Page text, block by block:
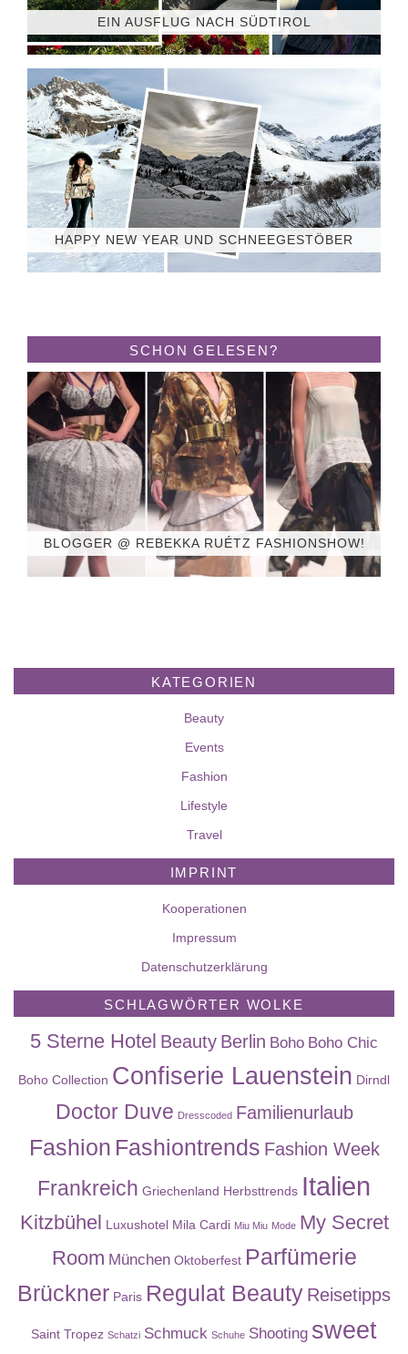
EIN AUSFLUG NACH SÜDTIROL
HAPPY NEW YEAR UND SCHNEEGESTÖBER
SCHON GELESEN?
BLOGGER @ REBEKKA RUÉTZ FASHIONSHOW!
KATEGORIEN
Beauty
Events
Fashion
Lifestyle
Travel
IMPRINT
Kooperationen
Impressum
Datenschutzerklärung
SCHLAGWÖRTER WOLKE
5 Sterne Hotel Beauty Berlin Boho Boho Chic
Boho Collection Confiserie Lauenstein Dirndl
Doctor Duve Dresscoded Familienurlaub
Fashion Fashiontrends Fashion Week
Frankreich Griechenland Herbsttrends Italien
Kitzbühel Luxushotel Mila Cardi Miu Miu Mode My Secret
Room München Oktoberfest Parfümerie
Brückner Paris Regulat Beauty Reisetipps
Saint Tropez Schatzi Schmuck Schuhe Shooting sweet